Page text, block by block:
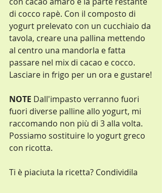
di cocco rapè. Con il composto di
yogurt prelevato con un cucchiaio da
tavola, creare una pallina mettendo
al centro una mandorla e fatta
passare nel mix di cacao e cocco.
Lasciare in frigo per un ora e gustare!
NOTE Dall'impasto verranno fuori
fuori diverse palline allo yogurt, mi
raccomando non più di 3 alla volta.
Possiamo sostituire lo yogurt greco
con ricotta.
Ti è piaciuta la ricetta? Condividila